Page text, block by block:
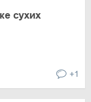
сухих
+1